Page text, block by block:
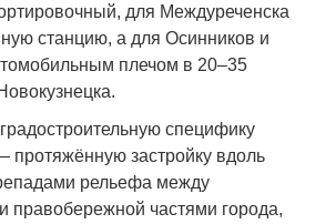
для Междуреченска
станцию, а для Осинников и
плечом в 20–35
специфику
протяжённую застройку вдоль
рельефа между
правобережной частями города,